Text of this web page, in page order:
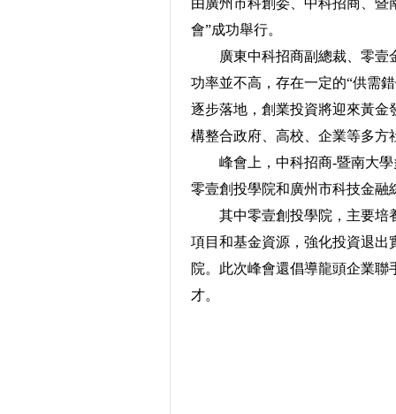
由廣州市科創委、中科招商、暨
會”成功舉行。
廣東中科招商副總裁、零壹金
功率並不高，存在一定的“供需
逐步落地，創業投資將迎來黃金
構整合政府、高校、企業等多方
峰會上，中科招商-暨南大學
零壹創投學院和廣州市科技金融
其中零壹創投學院，主要培
項目和基金資源，強化投資退出
院。此次峰會還倡導龍頭企業
才。